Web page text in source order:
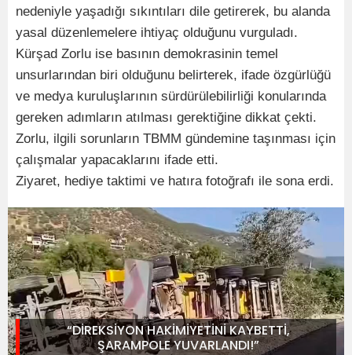
nedeniyle yaşadığı sıkıntıları dile getirerek, bu alanda
yasal düzenlemelere ihtiyaç olduğunu vurguladı.
Kürşad Zorlu ise basının demokrasinin temel
unsurlarından biri olduğunu belirterek, ifade özgürlüğü
ve medya kuruluşlarının sürdürülebilirliği konularında
gereken adımların atılması gerektiğine dikkat çekti.
Zorlu, ilgili sorunların TBMM gündemine taşınması için
çalışmalar yapacaklarını ifade etti.
Ziyaret, hediye taktimi ve hatıra fotoğrafı ile sona erdi.
“DİREKSİYON HAKİMİYETİNİ KAYBETTİ,
ŞARAMPOLE YUVARLANDI!”